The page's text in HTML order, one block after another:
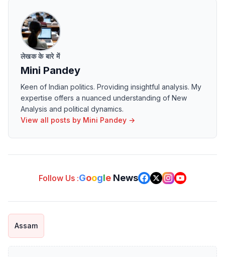
लेखक के बारे में
Mini Pandey
Keen of Indian politics. Providing insightful analysis. My
expertise offers a nuanced understanding of New
Analysis and political dynamics.
View all posts by Mini Pandey →
Follow Us :Google News
Assam